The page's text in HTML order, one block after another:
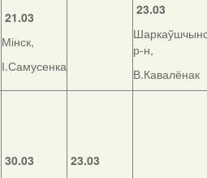
21.03
Мінск,
І.Самусенка
23.03
р-н,
В.Кавалёнак
30.03
23.03